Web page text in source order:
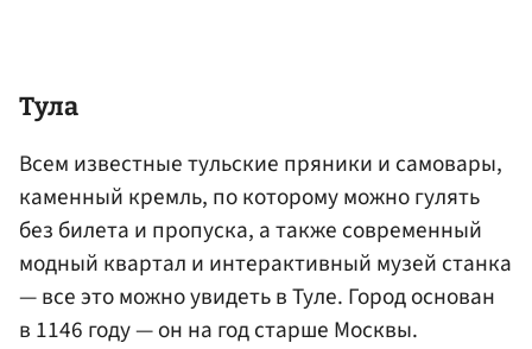
Тула
Всем известные тульские пряники и самовары,
каменный кремль, по которому можно гулять
без билета и пропуска, а также современный
модный квартал и интерактивный музей станка
— все это можно увидеть в Туле. Город основан
в 1146 году — он на год старше Москвы.